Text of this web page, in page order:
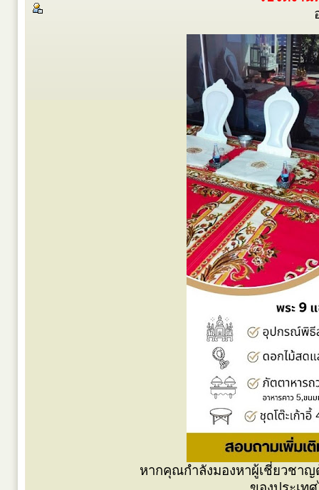
หากคุณกำลังมองหาผู้เชี่ยวชา